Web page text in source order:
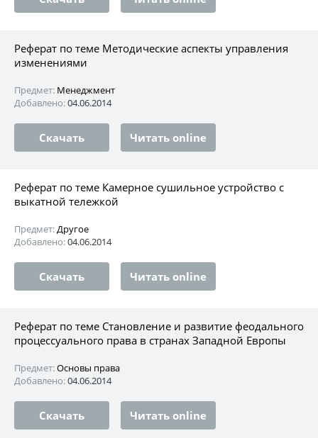
Реферат по теме Методические аспекты управления
изменениями
Предмет: Менеджмент
Добавлено:04.06.2014
Скачать Читать online
Реферат по теме Камерное сушильное устройство с
выкатной тележкой
Предмет:Другое
Добавлено:04.06.2014
Скачать Читать online
Реферат по теме Становление и развитие феодального
процессуального права в странах Западной Европы
Предмет:Основы права
Добавлено:04.06.2014
Скачать Читать online